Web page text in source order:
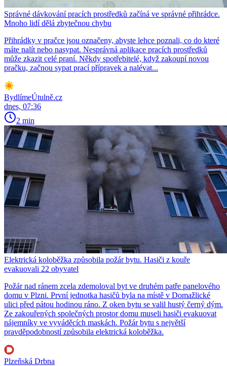
Správné dávkování pracích prostředků začíná ve správné přihrádce.
Mnoho lidí dělá zbytečnou chybu
Přihrádky v pračce jsou označeny, abyste lehce poznali, co do které
máte nalít nebo nasypat. Nesprávná aplikace pracích prostředků
může zkazit celé praní. Někdy spotřebitelé, když zakoupí novou
pračku, začnou sypat prací přípravek a nalévat...
BydlímeÚtulně.cz
dnes, 07:36
2 min
Elektrická koloběžka způsobila požár bytu. Hasiči z kouře
evakuovali 22 obyvatel
Požár nad ránem zcela zdemoloval byt ve druhém patře panelového
domu v Plzni. První jednotka hasičů byla na místě v Domažlické
ulici před pátou hodinou ráno. Z oken bytu se valil hustý černý dým.
Ze zakouřených společných prostor domu museli hasiči evakuovat
nájemníky ve vyváděcích maskách. Požár bytu s největší
pravděpodobností způsobila elektrická koloběžka.
Plzeňská Drbna